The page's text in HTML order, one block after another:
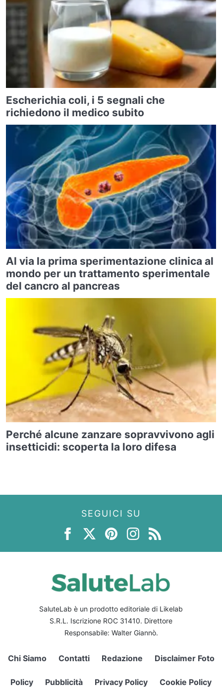
Escherichia coli, i 5 segnali che
richiedono il medico subito
Al via la prima sperimentazione clinica al
mondo per un trattamento sperimentale
del cancro al pancreas
Perché alcune zanzare sopravvivono agli
insetticidi: scoperta la loro difesa
SEGUICI SU
SaluteLab è un prodotto editoriale di Likelab
S.R.L. Iscrizione ROC 31410. Direttore
Responsabile: Walter Giannò.
Chi Siamo Contatti Redazione Disclaimer Foto
Policy Pubblicità Privacy Policy Cookie Policy